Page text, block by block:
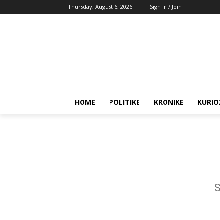
Thursday, August 6, 2026 Sign in / Join
HOME POLITIKE KRONIKE